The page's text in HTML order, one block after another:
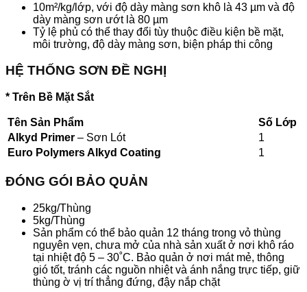
10m²/kg/lớp, với độ dày màng sơn khô là 43 µm và độ
dày màng sơn ướt là 80 µm
Tỷ lệ phủ có thể thay đổi tùy thuộc điều kiện bề mặt,
môi trường, độ dày màng sơn, biện pháp thi công
HỆ THỐNG SƠN ĐỀ NGHỊ
* Trên Bề Mặt Sắt
Tên Sản Phẩm
Số Lớp
Alkyd Primer – Sơn Lót
1
Euro Polymers Alkyd Coating
1
ĐÓNG GÓI BẢO QUẢN
25kg/Thùng
5kg/Thùng
Sản phẩm có thể bảo quản 12 tháng trong vỏ thùng
nguyên vẹn, chưa mở của nhà sản xuất ở nơi khô ráo
tại nhiệt độ 5 – 30˚C. Bảo quản ở nơi mát mẻ, thông
gió tốt, tránh các nguồn nhiệt và ánh nắng trực tiếp, giữ
thùng ờ vị trí thẳng đứng, đậy nắp chặt